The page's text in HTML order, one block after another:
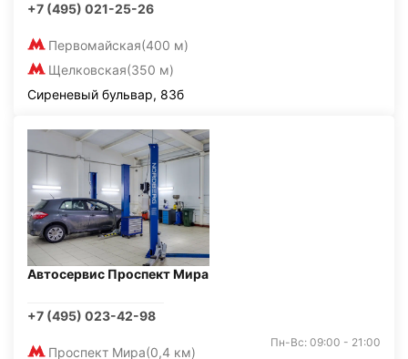
+7 (495) 021-25-26
Первомайская(400 м)
Щелковская(350 м)
Сиреневый бульвар, 83б
Автосервис Проспект Мира
+7 (495) 023-42-98
Проспект Мира(0,4 км)
Пн-Вс: 09:00 - 21:00